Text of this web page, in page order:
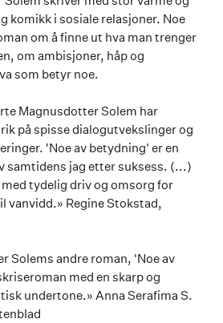
komikk i sosiale relasjoner. Noe
om å finne ut hva man trenger
om ambisjoner, håp og
som betyr noe.
Magnusdotter Solem har
på spisse dialogutvekslinger og
'Noe av betydning' er en
samtidens jag etter suksess. (...)
tydelig driv og omsorg for
vanvidd.» Regine Stokstad,
Solems andre roman, 'Noe av
med en skarp og
undertone.» Anna Serafima S.